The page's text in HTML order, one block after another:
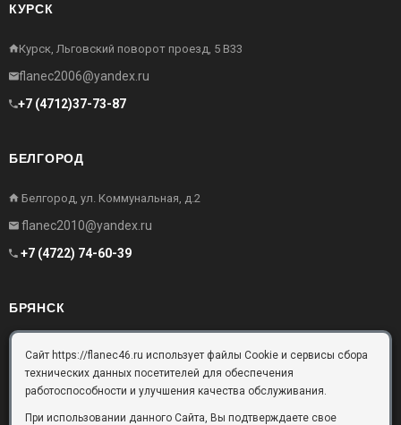
КУРСК
Курск, Льговский поворот проезд, 5 В33
flanec2006@yandex.ru
+7 (4712)37-73-87
БЕЛГОРОД
Белгород, ул. Коммунальная, д.2
flanec2010@yandex.ru
+7 (4722) 74-60-39
БРЯНСК
Брянск, Московский проезд, д.10, офис 3
flanec32@yandex.ru
Сайт https://flanec46.ru использует файлы Cookie и сервисы сбора
технических данных посетителей для обеспечения
работоспособности и улучшения качества обслуживания.
При использовании данного Сайта, Вы подтверждаете свое